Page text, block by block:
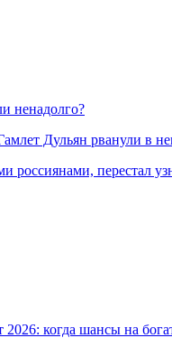
ненадолго?
Дульян рванули в
россиянами, перестал
когда шансы на